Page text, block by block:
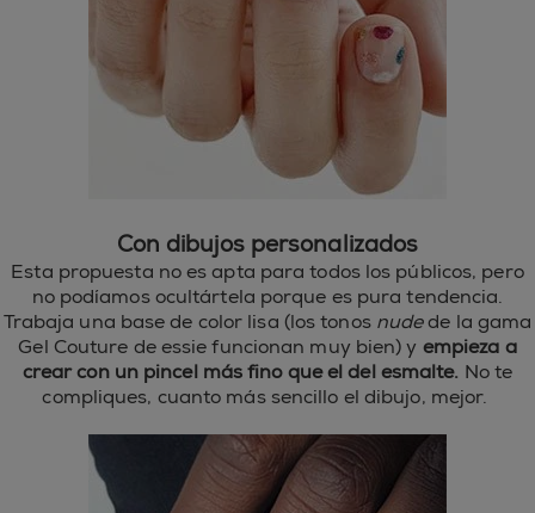
Con dibujos personalizados
Esta propuesta no es apta para todos los públicos, pero
no podíamos ocultártela porque es pura tendencia.
Trabaja una base de color lisa (los tonos nudede la gama
Gel Couture de essie funcionan muy bien) y empieza a
crear con un pincel más fino que el del esmalte. No te
compliques, cuanto más sencillo el dibujo, mejor.